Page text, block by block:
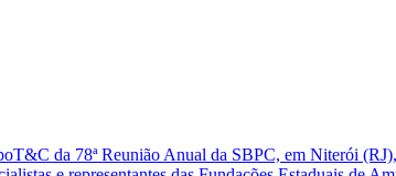
da 78ª Reunião Anual da SBPC, em Niterói